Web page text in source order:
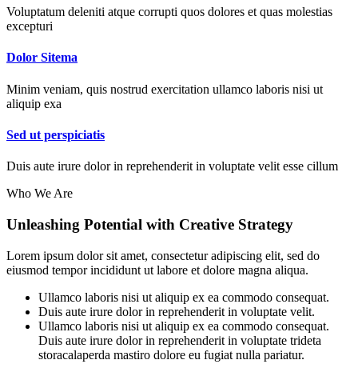
Voluptatum deleniti atque corrupti quos dolores et quas molestias
excepturi
Dolor Sitema
Minim veniam, quis nostrud exercitation ullamco laboris nisi ut
aliquip exa
Sed ut perspiciatis
Duis aute irure dolor in reprehenderit in voluptate velit esse cillum
Who We Are
Unleashing Potential with Creative Strategy
Lorem ipsum dolor sit amet, consectetur adipiscing elit, sed do
eiusmod tempor incididunt ut labore et dolore magna aliqua.
Ullamco laboris nisi ut aliquip ex ea commodo consequat.
Duis aute irure dolor in reprehenderit in voluptate velit.
Ullamco laboris nisi ut aliquip ex ea commodo consequat.
Duis aute irure dolor in reprehenderit in voluptate trideta
storacalaperda mastiro dolore eu fugiat nulla pariatur.